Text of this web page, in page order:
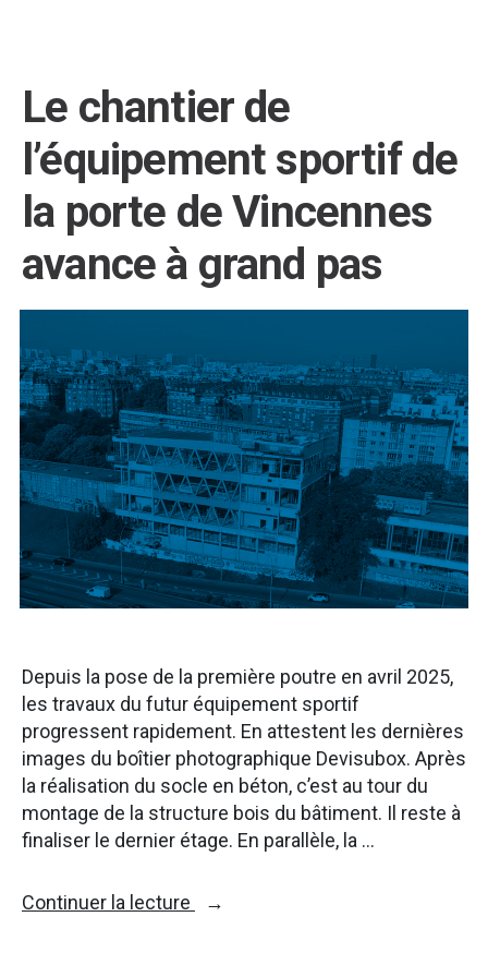
Le chantier de
l’équipement sportif de
la porte de Vincennes
avance à grand pas
Depuis la pose de la première poutre en avril 2025,
les travaux du futur équipement sportif
progressent rapidement. En attestent les dernières
images du boîtier photographique Devisubox. Après
la réalisation du socle en béton, c’est au tour du
montage de la structure bois du bâtiment. Il reste à
finaliser le dernier étage. En parallèle, la …
Continuer la lecture
« Le